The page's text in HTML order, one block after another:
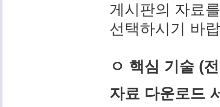
게시판의 자료
선택하시기 바
ㅇ 핵심 기술 (
자료 다운로드